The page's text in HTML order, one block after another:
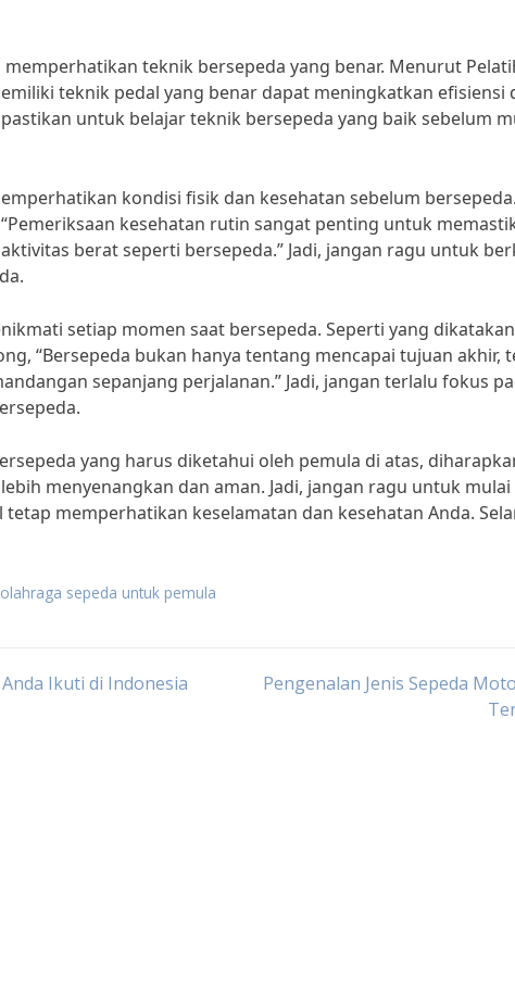
teknik bersepeda yang benar. Menurut
teknik pedal yang benar dapat meningkatkan efisiensi
pastikan untuk belajar teknik bersepeda yang baik sebelum
kondisi fisik dan kesehatan sebelum
“Pemeriksaan kesehatan rutin sangat penting untuk
berat seperti bersepeda.” Jadi, jangan ragu untuk
setiap momen saat bersepeda. Seperti yang
“Bersepeda bukan hanya tentang mencapai tujuan akhir,
sepanjang perjalanan.” Jadi, jangan terlalu fokus
yang harus diketahui oleh pemula di atas,
menyenangkan dan aman. Jadi, jangan ragu untuk
memperhatikan keselamatan dan kesehatan Anda.
sepeda untuk pemula
Ikuti di Indonesia
Pengenalan Jenis Sepeda